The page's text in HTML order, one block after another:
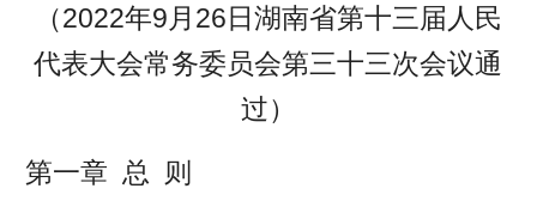
（2022年9月26日湖南省第十三届人民
代表大会常务委员会第三十三次会议通
过）
第一章 总 则